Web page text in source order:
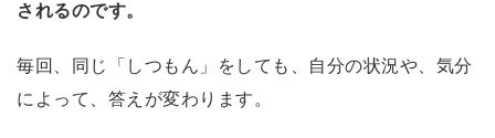
されるのです。
毎回、同じ「しつもん」をしても、自分の状況や、気分
によって、答えが変わります。